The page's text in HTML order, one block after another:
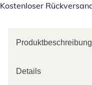
Kostenloser
Produktbeschreibung
Details